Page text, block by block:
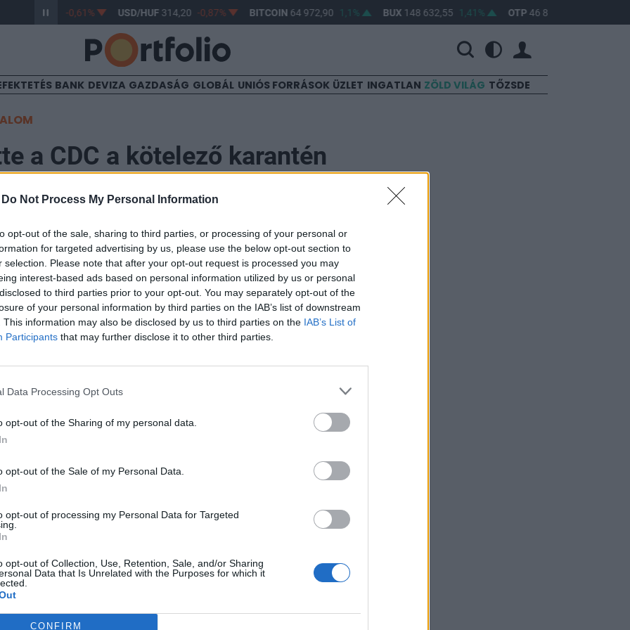
Do Not Process My Personal Information
opt-out of the sale, sharing to third parties, or processing of your personal or
for targeted advertising by us, please use the below opt-out section to
selection. Please note that after your opt-out request is processed you may
interest-based ads based on personal information utilized by us or personal
to third parties prior to your opt-out. You may separately opt-out of the
of your personal information by third parties on the IAB’s list of downstream
This information may also be disclosed by us to third parties on the IAB’s List of
Participants that may further disclose it to other third parties.
Data Processing Opt Outs
opt-out of the Sharing of my personal data.
opt-out of the Sale of my Personal Data.
opt-out of processing my Personal Data for Targeted
opt-out of Collection, Use, Retention, Sale, and/or Sharing
Data that Is Unrelated with the Purposes for which it
CONFIRM
363,17 -0,61% USD/HUF314,20 -0,87% BITCOIN64 972,90 1,1% BUX148 632,55 1,41% OTP46 890
BANK DEVIZA GAZDASÁG GLOBÁL UNIÓS FORRÁSOK ÜZLET INGATLAN ZÖLD VILÁG TŐZSDE
a CDC a kötelező karantén
az amerikai járványügyi és betegségmegelőzési hivatal a fertőzött
kötelezően előírt karantén időtartamát.
és betegségmegelőzési hivatal (CDC) hétfőn tíz napról öt napra csökkentette a
számára kötelezően előírt karantén időtartamát, és hasonló módon öt napra
portfolio.hu hírarchívumához tartozik, melynek olvasása előfizetéses
tartalmazza:
cikkarchívum
elmúlt 2 év napon belüli
Előfizetés